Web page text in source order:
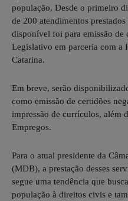
população. Desde o primeiro
de 200 atendimentos
disponível foi para emissão de
Legislativo em parceria com a
Catarina.
Em breve, serão
como emissão de certidões
impressão de currículos, além
Empregos.
Para o atual presidente da
(MDB), a prestação desses
segue uma tendência que
população à direitos civis e